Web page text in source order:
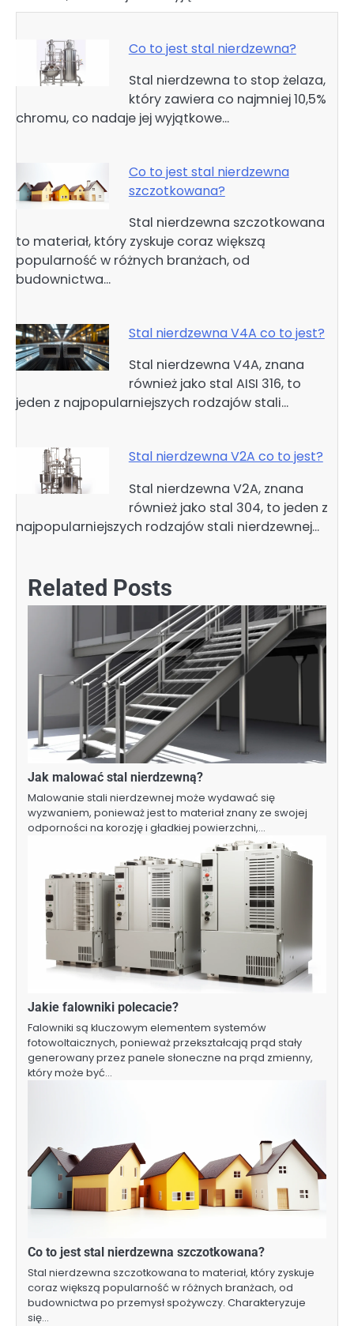
Co to jest stal nierdzewna?
Stal nierdzewna to stop żelaza,
który zawiera co najmniej 10,5%
chromu, co nadaje jej wyjątkowe…
Co to jest stal nierdzewna
szczotkowana?
Stal nierdzewna szczotkowana
to materiał, który zyskuje coraz większą
popularność w różnych branżach, od
budownictwa…
Stal nierdzewna V4A co to jest?
Stal nierdzewna V4A, znana
również jako stal AISI 316, to
jeden z najpopularniejszych rodzajów stali…
Stal nierdzewna V2A co to jest?
Stal nierdzewna V2A, znana
również jako stal 304, to jeden z
najpopularniejszych rodzajów stali nierdzewnej…
Related Posts
Jak malować stal nierdzewną?
Malowanie stali nierdzewnej może wydawać się
wyzwaniem, ponieważ jest to materiał znany ze swojej
odporności na korozję i gładkiej powierzchni,…
Jakie falowniki polecacie?
Falowniki są kluczowym elementem systemów
fotowoltaicznych, ponieważ przekształcają prąd stały
generowany przez panele słoneczne na prąd zmienny,
który może być…
Co to jest stal nierdzewna szczotkowana?
Stal nierdzewna szczotkowana to materiał, który zyskuje
coraz większą popularność w różnych branżach, od
budownictwa po przemysł spożywczy. Charakteryzuje
się…